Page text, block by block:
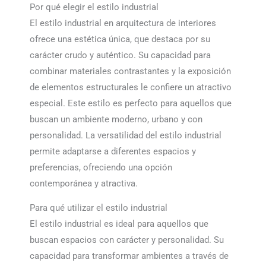
Por qué elegir el estilo industrial
El estilo industrial en arquitectura de interiores
ofrece una estética única, que destaca por su
carácter crudo y auténtico. Su capacidad para
combinar materiales contrastantes y la exposición
de elementos estructurales le confiere un atractivo
especial. Este estilo es perfecto para aquellos que
buscan un ambiente moderno, urbano y con
personalidad. La versatilidad del estilo industrial
permite adaptarse a diferentes espacios y
preferencias, ofreciendo una opción
contemporánea y atractiva.
Para qué utilizar el estilo industrial
El estilo industrial es ideal para aquellos que
buscan espacios con carácter y personalidad. Su
capacidad para transformar ambientes a través de